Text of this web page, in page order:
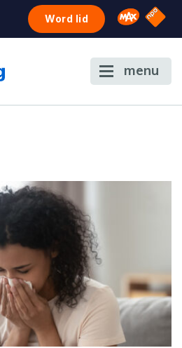
Word lid Omroep
NPO
menu